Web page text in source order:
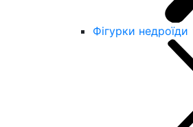
Фігурки недроїди